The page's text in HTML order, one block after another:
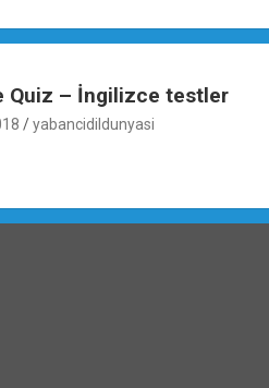
Quiz – İngilizce testler
yabancidildunyasi